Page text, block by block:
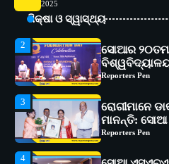
2025
ଶିକ୍ଷା ଓ ସ୍ୱାସ୍ଥ୍ୟଅଗ୍ରଗତିର
Reporters Pen
3
ରୋଗୀମାନେ
ମାନନ୍ତି:
Reporters Pen
4
ସୋଆ
ପ୍ରତିଯୋଗିତା
Reporters Pen
5